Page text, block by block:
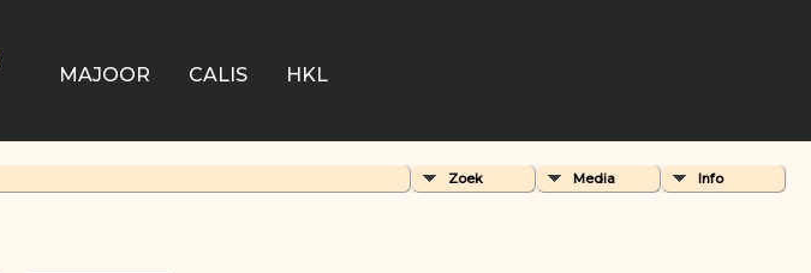
MAJOOR CALIS HKL
Zoek Media Info